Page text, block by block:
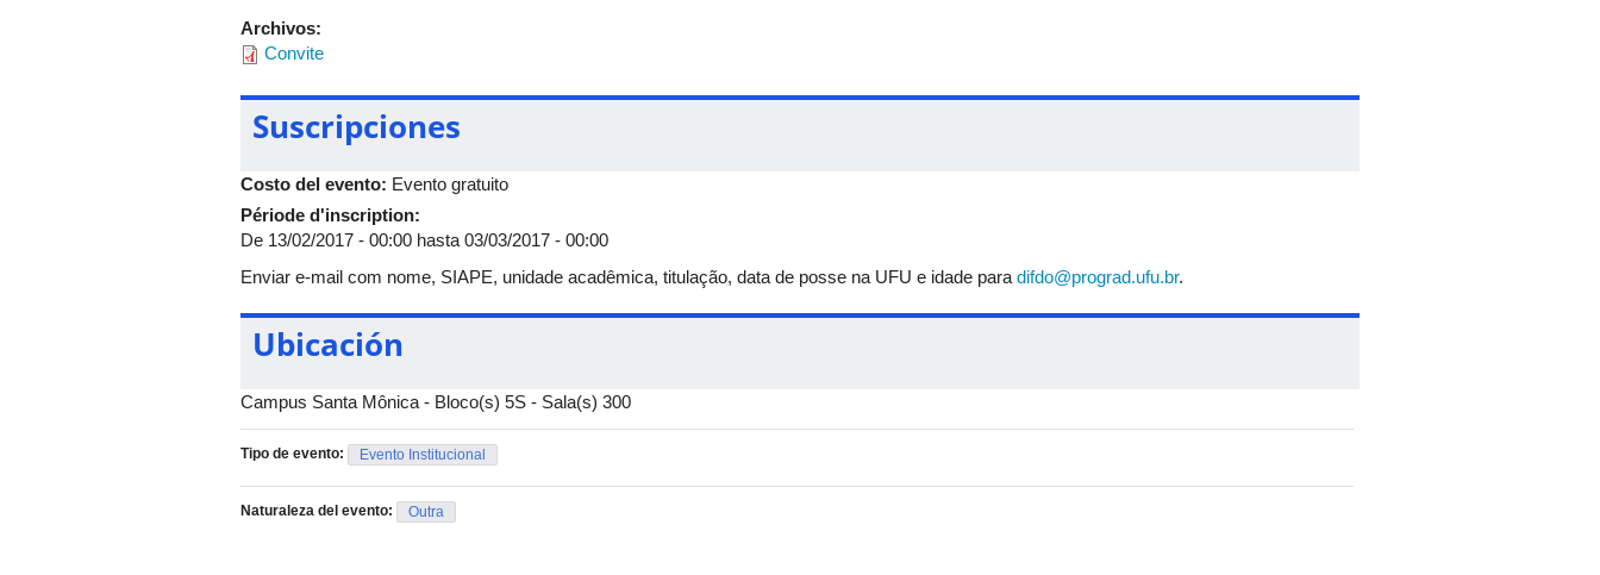
Archivos:
Convite
Suscripciones
Costo del evento: Evento gratuito
Période d'inscription:
De 13/02/2017 - 00:00 hasta 03/03/2017 - 00:00
Enviar e-mail com nome, SIAPE, unidade acadêmica, titulação, data de posse na UFU e idade para difdo@prograd.ufu.br.
Ubicación
Campus Santa Mônica - Bloco(s) 5S - Sala(s) 300
Tipo de evento: Evento Institucional
Naturaleza del evento: Outra